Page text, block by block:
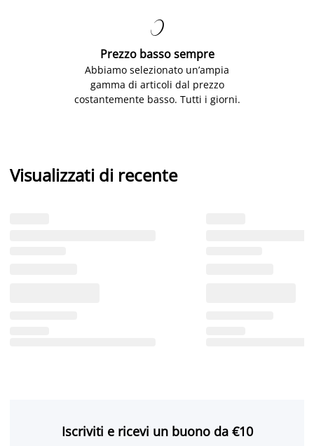

Prezzo basso sempre
Abbiamo selezionato un’ampia
gamma di articoli dal prezzo
costantemente basso. Tutti i giorni.
Visualizzati di recente
Iscriviti e ricevi un buono da €10